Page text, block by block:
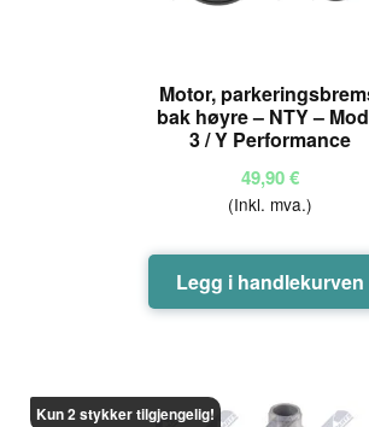
Motor,
bak høyre – NTY –
3 / Y Performance
49,90€
(Inkl. mva.)
Legg i handlekurven
Kun 2 stykker tilgjengelig!